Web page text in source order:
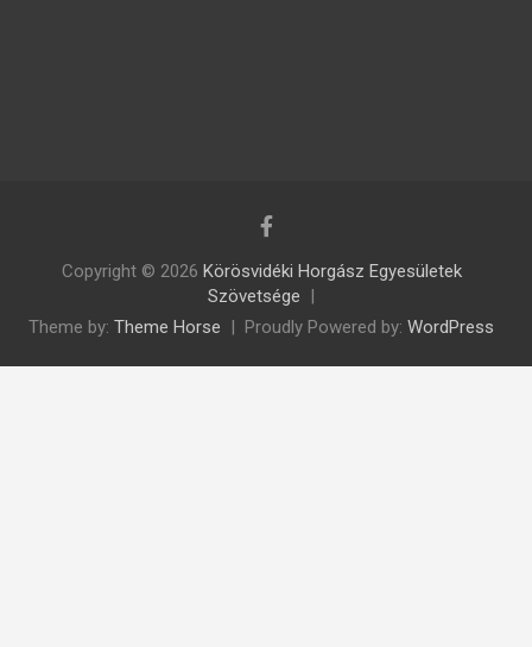
Copyright © 2026 Körösvidéki Horgász Egyesületek
Szövetsége
Theme by: Theme Horse Proudly Powered by: WordPress